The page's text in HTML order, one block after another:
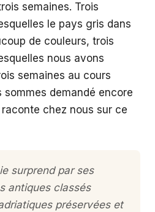
semaines. Trois
le pays gris dans
de couleurs, trois
nous avons
semaines au cours
sommes demandé encore
chez nous sur ce
surprend par ses
antiques classés
préservées et